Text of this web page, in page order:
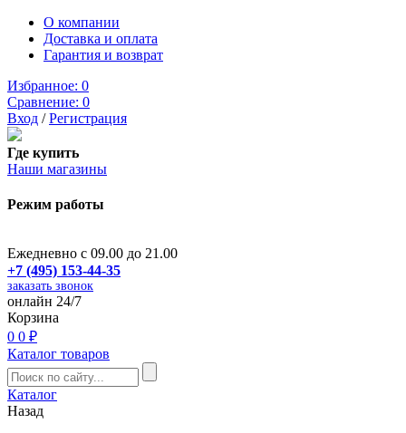
О компании
Доставка и оплата
Гарантия и возврат
Избранное: 0
Сравнение: 0
Вход /Регистрация
Где купить
Наши магазины
Режим работы
Ежедневно с 09.00 до 21.00
+7 (495) 153-44-35
заказать звонок
онлайн 24/7
Корзина
0 0 ₽
Каталог товаров
Каталог
Назад